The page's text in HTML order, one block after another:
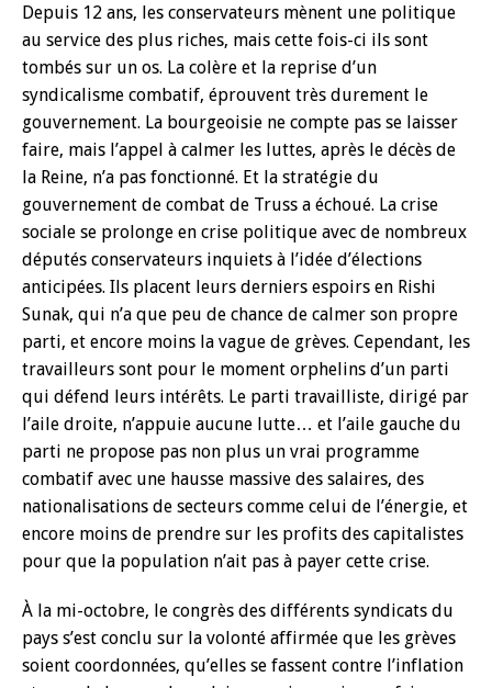
Depuis 12 ans, les conservateurs mènent une politique
au service des plus riches, mais cette fois-ci ils sont
tombés sur un os. La colère et la reprise d’un
syndicalisme combatif, éprouvent très durement le
gouvernement. La bourgeoisie ne compte pas se laisser
faire, mais l’appel à calmer les luttes, après le décès de
la Reine, n’a pas fonctionné. Et la stratégie du
gouvernement de combat de Truss a échoué. La crise
sociale se prolonge en crise politique avec de nombreux
députés conservateurs inquiets à l’idée d’élections
anticipées. Ils placent leurs derniers espoirs en Rishi
Sunak, qui n’a que peu de chance de calmer son propre
parti, et encore moins la vague de grèves. Cependant, les
travailleurs sont pour le moment orphelins d’un parti
qui défend leurs intérêts. Le parti travailliste, dirigé par
l’aile droite, n’appuie aucune lutte… et l’aile gauche du
parti ne propose pas non plus un vrai programme
combatif avec une hausse massive des salaires, des
nationalisations de secteurs comme celui de l’énergie, et
encore moins de prendre sur les profits des capitalistes
pour que la population n’ait pas à payer cette crise.
À la mi-octobre, le congrès des différents syndicats du
pays s’est conclu sur la volonté affirmée que les grèves
soient coordonnées, qu’elles se fassent contre l’inflation